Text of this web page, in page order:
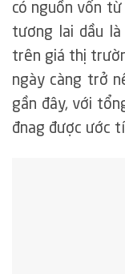
có nguồn vốn từ
tương lai dầu
trên giá thị
ngày càng trở
gần đây, với
đnag được ước